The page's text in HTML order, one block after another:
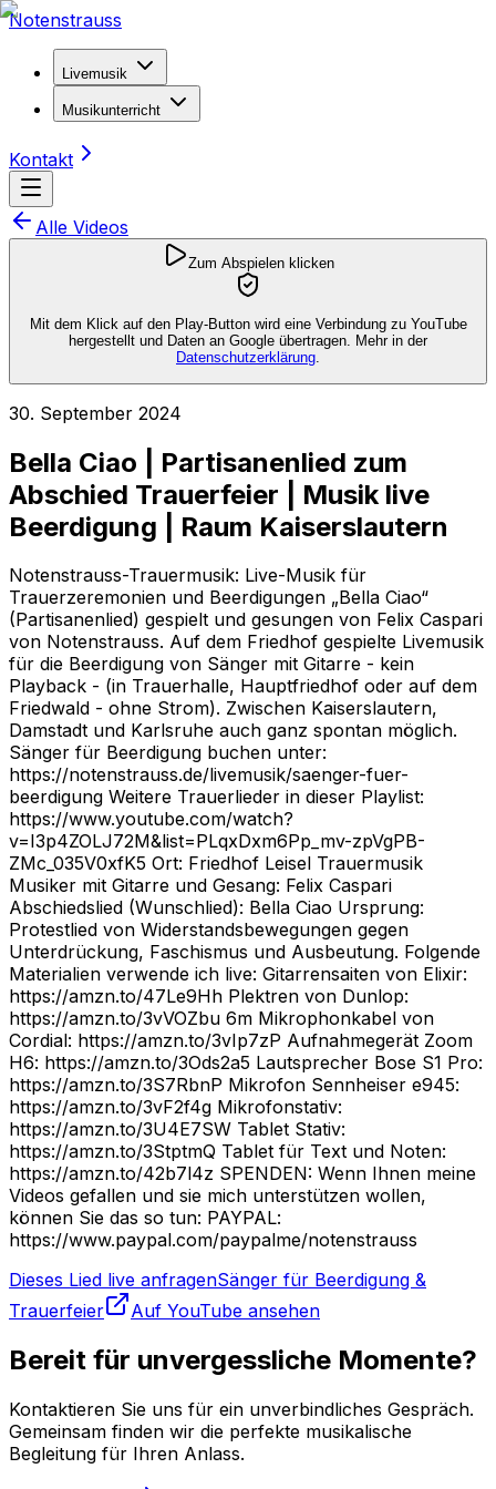
Notenstrauss
Livemusik
Musikunterricht
Kontakt
Alle Videos
Zum Abspielen klicken
Mit dem Klick auf den Play-Button wird eine Verbindung zu YouTube
hergestellt und Daten an Google übertragen. Mehr in der
Datenschutzerklärung.
30. September 2024
Bella Ciao | Partisanenlied zum
Abschied Trauerfeier | Musik live
Beerdigung | Raum Kaiserslautern
Notenstrauss-Trauermusik: Live-Musik für
Trauerzeremonien und Beerdigungen „Bella Ciao“
(Partisanenlied) gespielt und gesungen von Felix Caspari
von Notenstrauss. Auf dem Friedhof gespielte Livemusik
für die Beerdigung von Sänger mit Gitarre - kein
Playback - (in Trauerhalle, Hauptfriedhof oder auf dem
Friedwald - ohne Strom). Zwischen Kaiserslautern,
Damstadt und Karlsruhe auch ganz spontan möglich.
Sänger für Beerdigung buchen unter:
https://notenstrauss.de/livemusik/saenger-fuer-
beerdigung Weitere Trauerlieder in dieser Playlist:
https://www.youtube.com/watch?
v=I3p4ZOLJ72M&list=PLqxDxm6Pp_mv-zpVgPB-
ZMc_035V0xfK5 Ort: Friedhof Leisel Trauermusik
Musiker mit Gitarre und Gesang: Felix Caspari
Abschiedslied (Wunschlied): Bella Ciao Ursprung:
Protestlied von Widerstandsbewegungen gegen
Unterdrückung, Faschismus und Ausbeutung. Folgende
Materialien verwende ich live: Gitarrensaiten von Elixir:
https://amzn.to/47Le9Hh Plektren von Dunlop:
https://amzn.to/3vVOZbu 6m Mikrophonkabel von
Cordial: https://amzn.to/3vIp7zP Aufnahmegerät Zoom
H6: https://amzn.to/3Ods2a5 Lautsprecher Bose S1 Pro:
https://amzn.to/3S7RbnP Mikrofon Sennheiser e945:
https://amzn.to/3vF2f4g Mikrofonstativ:
https://amzn.to/3U4E7SW Tablet Stativ:
https://amzn.to/3StptmQ Tablet für Text und Noten:
https://amzn.to/42b7l4z SPENDEN: Wenn Ihnen meine
Videos gefallen und sie mich unterstützen wollen,
können Sie das so tun: PAYPAL:
https://www.paypal.com/paypalme/notenstrauss
Dieses Lied live anfragenSänger für Beerdigung &
Trauerfeier
Auf YouTube ansehen
Bereit für unvergessliche Momente?
Kontaktieren Sie uns für ein unverbindliches Gespräch.
Gemeinsam finden wir die perfekte musikalische
Begleitung für Ihren Anlass.